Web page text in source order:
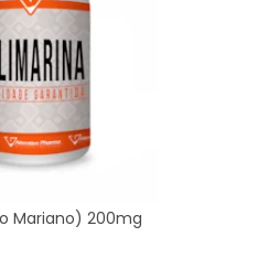
Mariano) 200mg